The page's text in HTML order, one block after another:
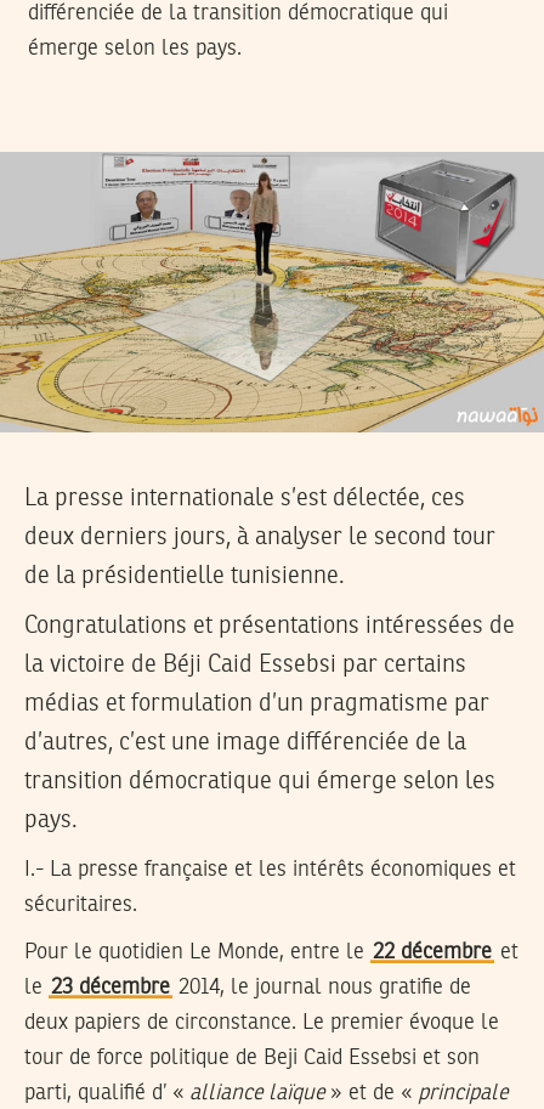
différenciée de la transition démocratique qui
émerge selon les pays.
La presse internationale s’est délectée, ces
deux derniers jours, à analyser le second tour
de la présidentielle tunisienne.
Congratulations et présentations intéressées de
la victoire de Béji Caid Essebsi par certains
médias et formulation d’un pragmatisme par
d’autres, c’est une image différenciée de la
transition démocratique qui émerge selon les
pays.
I.- La presse française et les intérêts économiques et
sécuritaires.
Pour le quotidien Le Monde, entre le 22 décembre et
le 23 décembre 2014, le journal nous gratifie de
deux papiers de circonstance. Le premier évoque le
tour de force politique de Beji Caid Essebsi et son
parti, qualifié d’ « alliance laïque» et de « principale